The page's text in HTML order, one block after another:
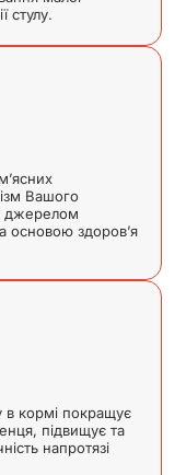
стулу.
Вашого
джерелом
основою здоров’я
в кормі покращує
підвищує та
напротязі